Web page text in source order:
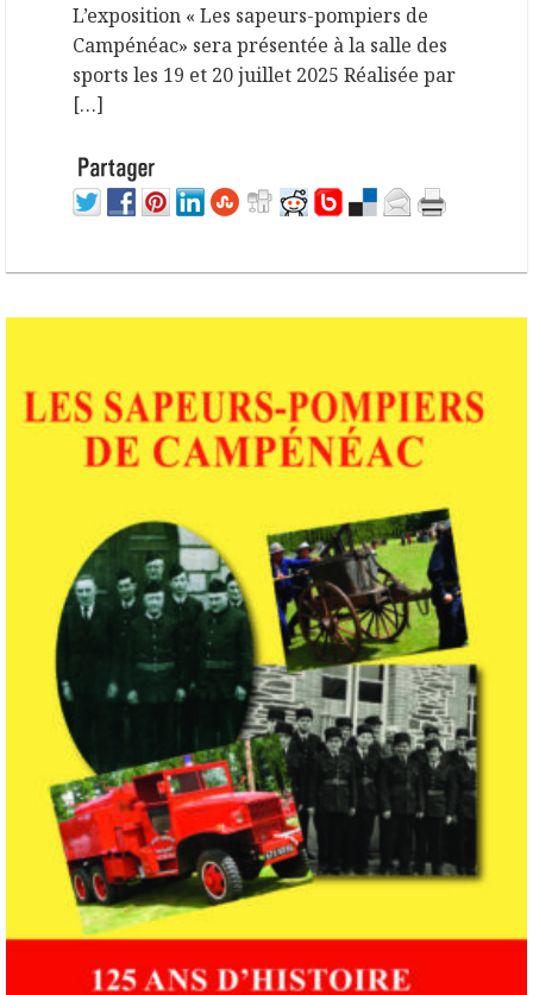
L’exposition « Les sapeurs-pompiers de
Campénéac» sera présentée à la salle des
sports les 19 et 20 juillet 2025 Réalisée par
[…]